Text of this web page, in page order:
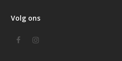
Volg ons
FacebookInstagram